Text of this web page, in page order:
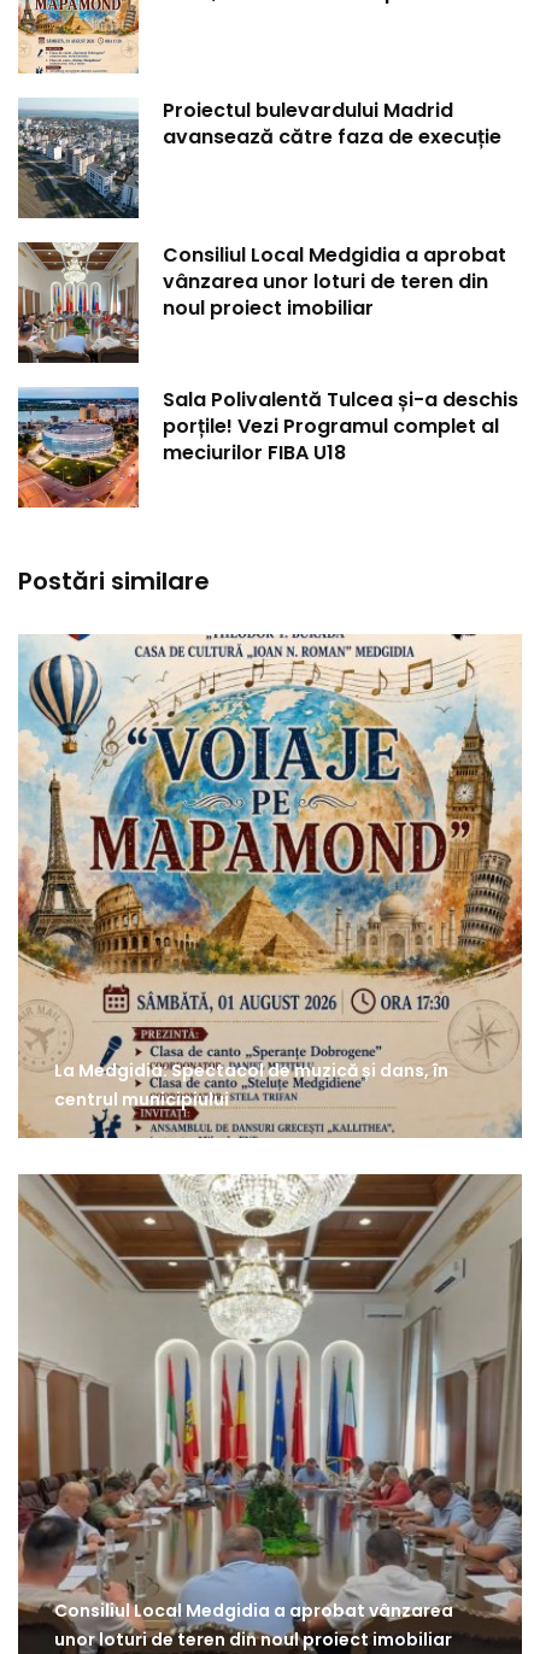
Proiectul bulevardului Madrid
avansează către faza de execuție
Consiliul Local Medgidia a aprobat
vânzarea unor loturi de teren din
noul proiect imobiliar
Sala Polivalentă Tulcea și-a deschis
porțile! Vezi Programul complet al
meciurilor FIBA U18
Postări similare
La Medgidia: Spectacol de muzică și dans, în
centrul municipiului
Consiliul Local Medgidia a aprobat vânzarea
unor loturi de teren din noul proiect imobiliar